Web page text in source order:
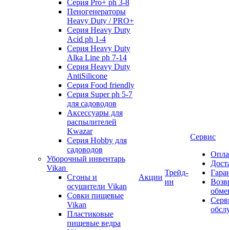
Серия Pro+ ph 3-8
Пеногенераторы
Heavy Duty / PRO+
Серия Heavy Duty
Acid ph 1-4
Серия Heavy Duty
Alka Line ph 7-14
Серия Heavy Duty
AntiSilicone
Серия Food friendly
Серия Super ph 5-7
для садоводов
Аксессуары для
распылителей
Kwazar
Серия Hobby для
садоводов
Уборочный инвентарь
Vikan
Сгоны и
осушители Vikan
Совки пищевые
Vikan
Пластиковые
пищевые ведра
Акции
Трейд-
ин
Сервис